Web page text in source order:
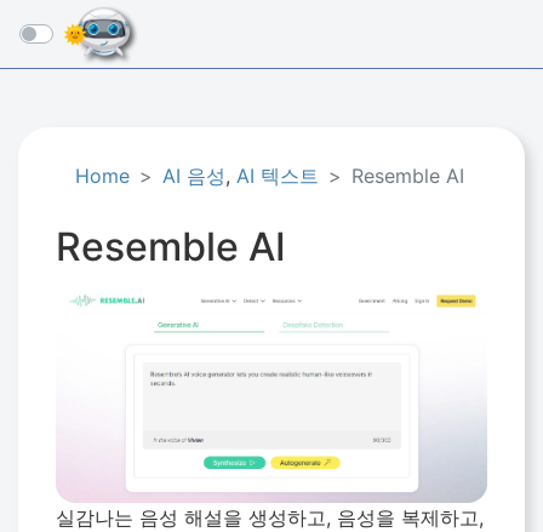
☰
Home AI 음성, AI 텍스트 Resemble AI
Resemble AI
실감나는 음성 해설을 생성하고, 음성을 복제하고,